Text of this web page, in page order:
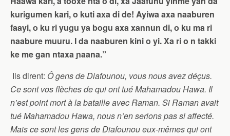
kurigumen kari, o kuti axa di de! Ayiwa axa naaburen
faayi, o ku ri yugu ya bogu axa xannun di, o ku ma ri
naabure muuru. I da naaburen kini o yi. Xa ri o n takki
ke me gan ntaxa ɲaana.”
Ils dirent: Ô gens de Diafounou, vous nous avez déçus.
Ce sont vos flèches de qui ont tué Mahamadou Hawa. Il
n’est point mort à la bataille avec Raman. Si Raman avait
tué Mahamadou Hawa, nous n’en serions pas si affecté.
Mais ce sont les gens de Diafounou eux-mêmes qui ont